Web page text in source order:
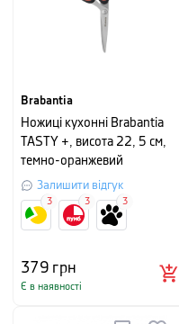
Brabantia
Ножиці кухонні Brabantia
TASTY +, висота 22, 5 см,
темно-оранжевий
Залишити відгук
379грн
Є в наявності
3 3 3